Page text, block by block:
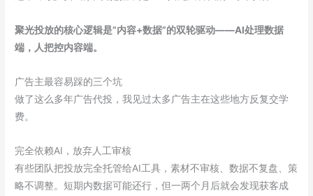
聚光投放的核心逻辑是”内容+数据”的双轮驱动——AI处理数据
端，人把控内容端。
广告主最容易踩的三个坑
做了这么多年广告代投，我见过太多广告主在这些地方反复交学
费。
完全依赖AI，放弃人工审核
有些团队把投放完全托管给AI工具，素材不审核、数据不复盘、策
略不调整。短期内数据可能还行，但一两个月后就会发现获客成